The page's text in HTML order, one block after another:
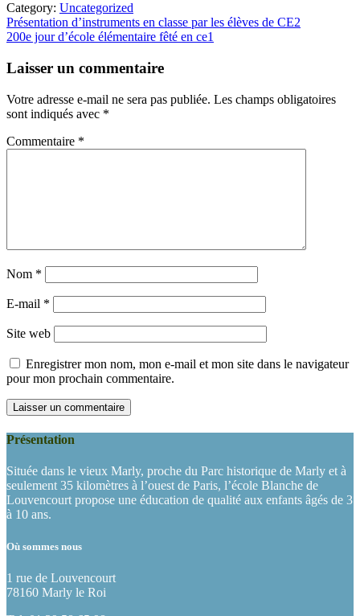
Category: Uncategorized
Article
précédent
Présentation d’instruments en classe par les élèves de CE2
Article
:
200e jour d’école élémentaire fêté en ce1
du
lecteur
Laisser un commentaire
Votre adresse e-mail ne sera pas publiée. Les champs obligatoires
sont indiqués avec *
Commentaire *
Nom *
E-mail *
Site web
Enregistrer mon nom, mon e-mail et mon site dans le navigateur
pour mon prochain commentaire.
Présentation
Située dans le vieux Marly, proche du Parc historique de Marly et à
seulement 35 kilomètres à l’ouest de Paris, l’école Blanche de
Louvencourt propose une éducation de qualité aux enfants âgés de 3
à 10 ans.
Où sommes nous
1 rue de Louvencourt
78160 Marly le Roi